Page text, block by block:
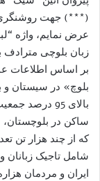
(***) جهت روشنگری
عرض نمایم، واژه
زبان بلوچی مترادف
بر اساس اطلاعات
بلوچ» در سیستان و
ساکن در بلوچستان،
که از چند هزار تن
شامل تاجیک زبانان
ایران و مردمان